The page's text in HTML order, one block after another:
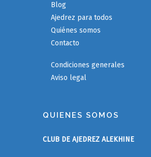
Blog
Ajedrez para todos
Quiénes somos
Contacto
Condiciones generales
Aviso legal
QUIENES SOMOS
CLUB DE AJEDREZ ALEKHINE